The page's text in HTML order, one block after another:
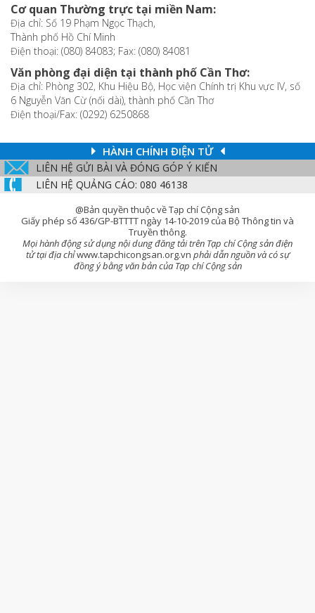
Cơ quan Thường trực tại miền Nam:
Địa chỉ: Số 19 Phạm Ngọc Thạch,
Thành phố Hồ Chí Minh
Điện thoại: (080) 84083; Fax: (080) 84081
Văn phòng đại diện tại thành phố Cần Thơ:
Địa chỉ: Phòng 302, Khu Hiệu Bộ, Học viện Chính trị Khu vực IV, số
6 Nguyễn Văn Cừ (nối dài), thành phố Cần Thơ
Điện thoại/Fax: (0292) 6250868
HÀNH CHÍNH ĐIỆN TỬ
LIÊN HỆ GỬI BÀI VÀ ĐÓNG GÓP Ý KIẾN
LIÊN HỆ QUẢNG CÁO: 080 46138
@Bản quyền thuộc về Tạp chí Cộng sản
Giấy phép số 436/GP-BTTTT ngày 14-10-2019 của Bộ Thông tin và
Truyền thông.
Mọi hành động sử dụng nội dung đăng tải trên Tạp chí Cộng sản điện
tử tại địa chỉwww.tapchicongsan.org.vn phải dẫn nguồn và có sự
đồng ý bằng văn bản của Tạp chí Cộng sản